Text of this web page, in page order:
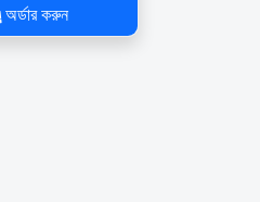
অর্ডার করুন